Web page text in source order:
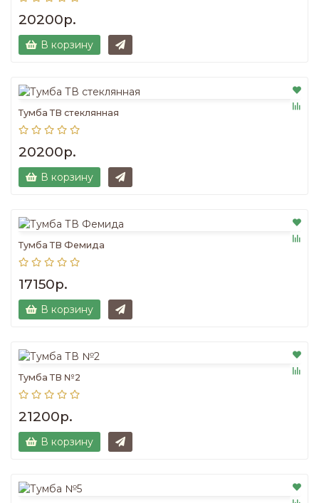
20200р.
В корзину
Тумба ТВ стеклянная
20200р.
В корзину
Тумба ТВ Фемида
17150р.
В корзину
Тумба ТВ №2
21200р.
В корзину